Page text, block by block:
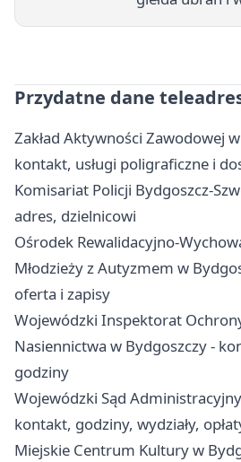
Przydatne dane
Zakład Aktywności Zawodowej
kontakt, usługi poligraficzne i
Komisariat Policji Bydgoszcz-
adres, dzielnicowi
Ośrodek Rewalidacyjno-
Młodzieży z Autyzmem w
oferta i zapisy
Wojewódzki Inspektorat
Nasiennictwa w Bydgoszczy -
godziny
Wojewódzki Sąd
kontakt, godziny, wydziały,
Miejskie Centrum Kultury w